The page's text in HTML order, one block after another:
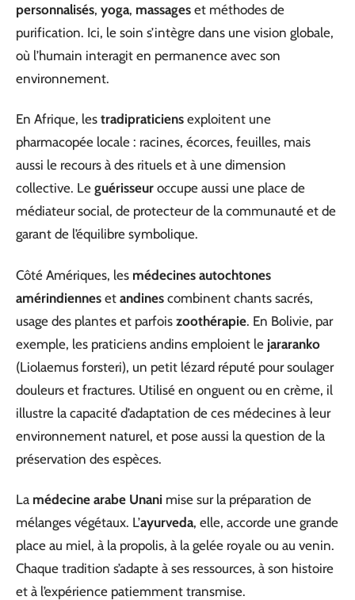
personnalisés, yoga, massages et méthodes de
purification. Ici, le soin s’intègre dans une vision globale,
où l’humain interagit en permanence avec son
environnement.
En Afrique, les tradipraticiens exploitent une
pharmacopée locale : racines, écorces, feuilles, mais
aussi le recours à des rituels et à une dimension
collective. Le guérisseur occupe aussi une place de
médiateur social, de protecteur de la communauté et de
garant de l’équilibre symbolique.
Côté Amériques, les médecines autochtones
amérindiennes et andines combinent chants sacrés,
usage des plantes et parfois zoothérapie. En Bolivie, par
exemple, les praticiens andins emploient le jararanko
(Liolaemus forsteri), un petit lézard réputé pour soulager
douleurs et fractures. Utilisé en onguent ou en crème, il
illustre la capacité d’adaptation de ces médecines à leur
environnement naturel, et pose aussi la question de la
préservation des espèces.
La médecine arabe Unani mise sur la préparation de
mélanges végétaux. L’ayurveda, elle, accorde une grande
place au miel, à la propolis, à la gelée royale ou au venin.
Chaque tradition s’adapte à ses ressources, à son histoire
et à l’expérience patiemment transmise.